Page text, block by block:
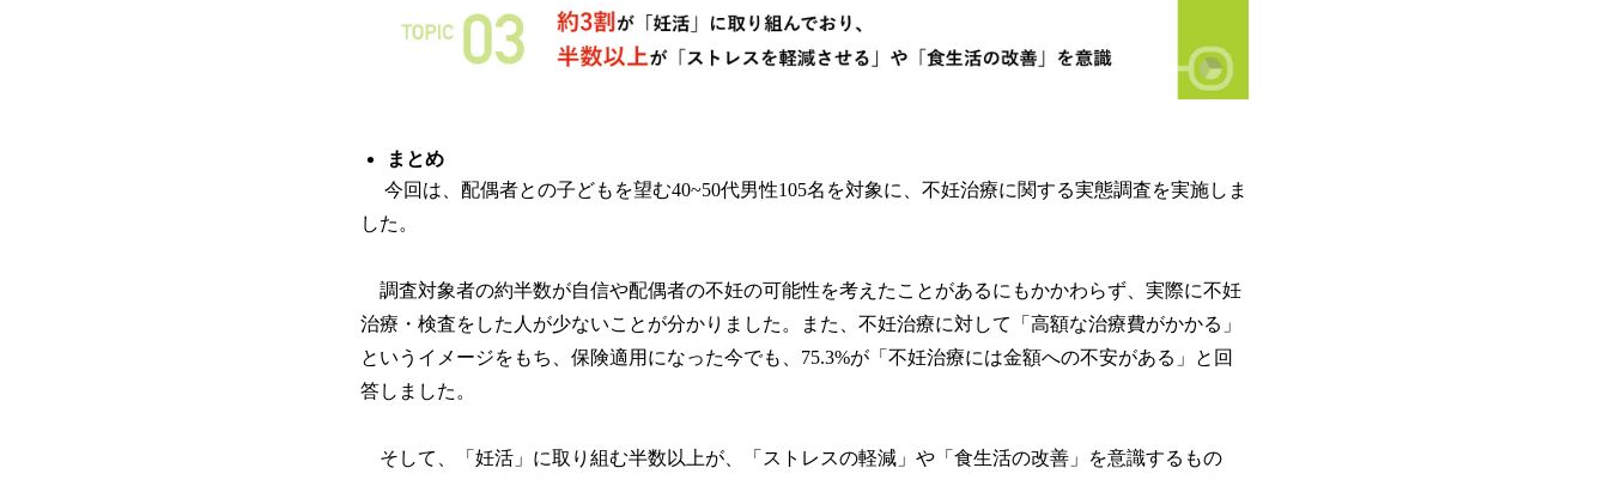
まとめ
今回は、配偶者との子どもを望む40~50代男性105名を対象に、不妊治療に関する実態調査を実施しま
した。
調査対象者の約半数が自信や配偶者の不妊の可能性を考えたことがあるにもかかわらず、実際に不妊
治療・検査をした人が少ないことが分かりました。また、不妊治療に対して「高額な治療費がかかる」
というイメージをもち、保険適用になった今でも、75.3%が「不妊治療には金額への不安がある」と回
答しました。
そして、「妊活」に取り組む半数以上が、「ストレスの軽減」や「食生活の改善」を意識するもの